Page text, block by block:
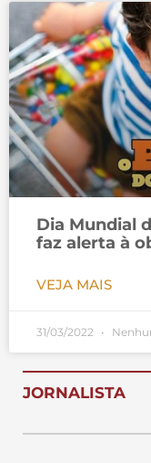
Dia Mundial
faz alerta à
VEJA MAIS
31/03/2022
JORNALISTA